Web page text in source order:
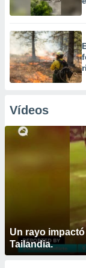
Vídeos
Un rayo
Tailandia.